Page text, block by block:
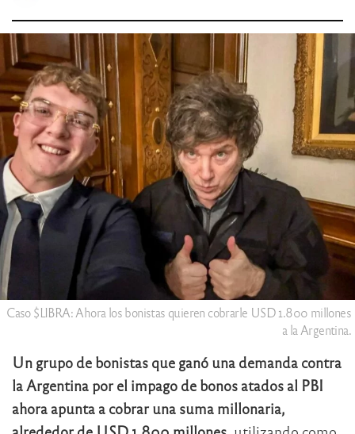
Caso $LIBRA: Ahora los bonistas quieren cobrarle USD 1.800 millones
a la Argentina.
Un grupo de bonistas que ganó una demanda contra
la Argentina por el impago de bonos atados al PBI
ahora apunta a cobrar una suma millonaria,